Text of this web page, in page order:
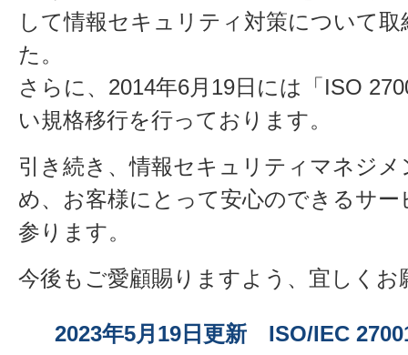
して情報セキュリティ対策について
た。
さらに、2014年6月19日には「ISO
い規格移行を行っております。
引き続き、情報セキュリティマネジ
め、お客様にとって安心のできるサ
参ります。
今後もご愛顧賜りますよう、宜しくお
2023年5月19日更新 ISO/IEC